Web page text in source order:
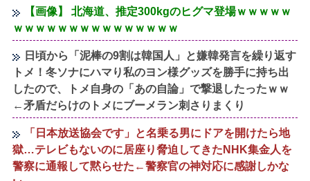
【画像】 北海道、推定300kgのヒグマ登場ｗｗｗｗｗ
ｗｗｗｗｗｗｗｗｗｗｗｗｗｗｗ
日頃から「泥棒の9割は韓国人」と嫌韓発言を繰り返す
トメ！冬ソナにハマり私のヨン様グッズを勝手に持ち出
したので、トメ自身の「あの自論」で撃退したったｗｗ
←矛盾だらけのトメにブーメラン刺さりまくり
「日本放送協会です」と名乗る男にドアを開けたら地
獄…テレビもないのに居座り脅迫してきたNHK集金人を
警察に通報して黙らせた←警察官の神対応に感謝しかな